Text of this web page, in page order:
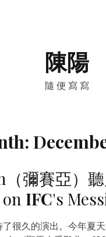
陳陽
隨便寫寫
（彌賽亞）
IFC's
了很久的演出。今年夏